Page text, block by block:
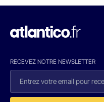
RECEVEZ NOTRE NEWSLETTER